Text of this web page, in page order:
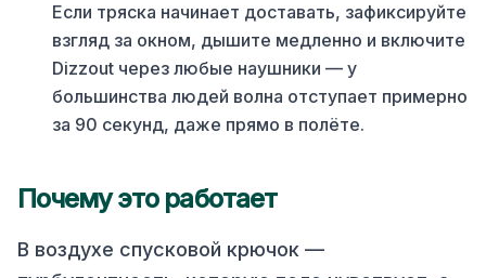
Если тряска начинает доставать, зафиксируйте
взгляд за окном, дышите медленно и включите
Dizzout через любые наушники — у
большинства людей волна отступает примерно
за 90 секунд, даже прямо в полёте.
Почему это работает
В воздухе спусковой крючок —